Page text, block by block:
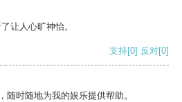
让人心旷神怡。
支持[0] 反对[0]
随时随地为我的娱乐提供帮助。